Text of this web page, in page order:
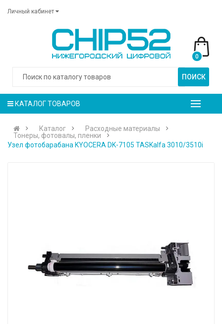
Личный кабинет
ПОИСК
0
КАТАЛОГ ТОВАРОВ
Каталог
Расходные материалы
Тонеры, фотовалы, пленки
Узел фотобарабана KYOCERA DK-7105 TASKalfa 3010/3510i